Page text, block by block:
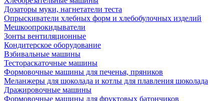
Дозаторы муки, нагнетатели теста
Опрыскиватели хлебных форм и хлебобулочных изделий
Мешкоопрокидыватели
Зонты вентиляционные
Кондитерское оборудование
Взбивальные машины
Тестораскаточные машины
Формовочные машины для печенья, пряников
Меланжеры для шоколада и котлы для плавления шоколада
Дражировочные машины
Формовочные машины для фруктовых батончиков